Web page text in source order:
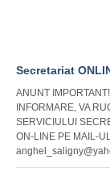
Secretariat
ANUNT
INFORMARE, VA
SERVICIULUI
ON-LINE PE MAIL-